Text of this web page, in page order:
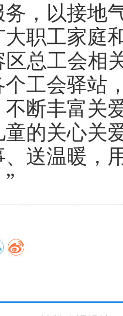
务，以接地
大职工家庭
区总工会相
个工会驿站
不断丰富关
童的关心关
、送温暖，